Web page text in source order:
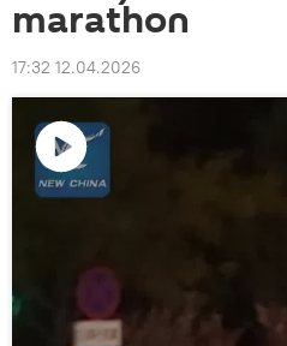
marathon
17:32 12.04.2026
Lire